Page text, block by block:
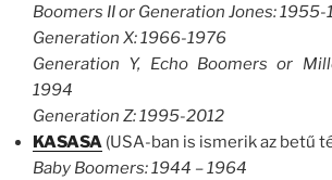
Boomers II or Generation Jones:
Generation X: 1966-1976
Generation Y, Echo Boomers or
1994
Generation Z: 1995-2012
KASASA (USA-ban is ismerik az betű
Baby Boomers: 1944 – 1964